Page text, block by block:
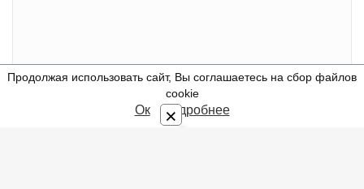
⇩
Продолжая использовать сайт, Вы соглашаетесь на сбор файлов
cookie
Ок Подробнее
×